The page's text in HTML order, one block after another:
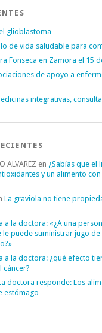
glioblastoma
de vida saludable para
Fonseca en Zamora el 15
de apoyo a
integrativas,
ALVAREZ en ¿Sabías que el
y un alimento
La graviola no tiene
a la doctora: «¿A una
le puede suministrar jugo de
a la doctora: ¿qué efecto
cáncer?
doctora responde: Los
estómago